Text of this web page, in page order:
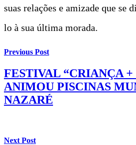
suas relações e amizade que se
lo à sua última morada.
Previous Post
FESTIVAL “CRIANÇA +
ANIMOU PISCINAS
NAZARÉ
Next Post